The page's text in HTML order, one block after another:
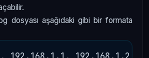
dosyası aşağıdaki gibi bir formata